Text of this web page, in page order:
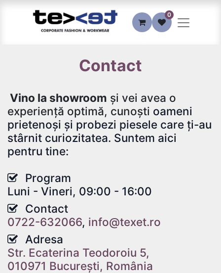
0
Contact
Vino la showroom și vei avea o
experiență optimă, cunoști oameni
prietenoși și probezi piesele care ți-au
stârnit curiozitatea. Suntem aici
pentru tine:
Program
Luni - Vineri, 09:00 - 16:00
Contact
0722-632066, info@texet.ro
Adresa
Str. Ecaterina Teodoroiu 5,
010971 București, România